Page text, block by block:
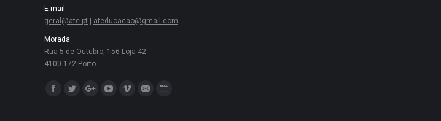
E-mail:
geral@ate.pt | ateducacao@gmail.com
Morada:
Rua 5 de Outubro, 156 Loja 42
4100-172 Porto
Encontre-nos em: